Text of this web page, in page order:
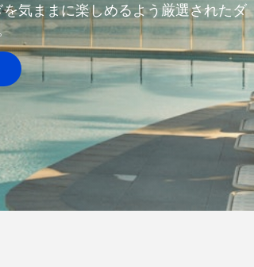
気ままに楽しめるよう厳選されたダ